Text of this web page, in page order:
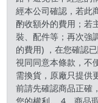
經本公司確認，若此
酌收額外的費用；若
裝、配件等；再次強
的費用) ，在您確認
視同同意本條款，不
需換貨，原廠只提供
前請先確認商品正確